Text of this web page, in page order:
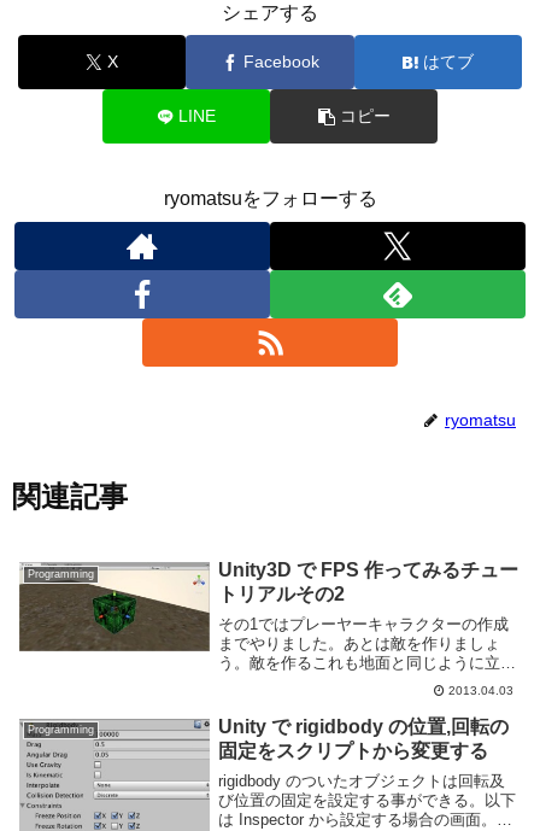
シェアする
X Facebook はてブ
LINE コピー
ryomatsuをフォローする
ryomatsu
関連記事
Programming
Unity3D で FPS 作ってみるチュー
トリアルその2
その1ではプレーヤーキャラクターの作成
までやりました。あとは敵を作りましょ
う。敵を作るこれも地面と同じように立方
体とマテリアルの設定で適当に作ります。
はい、クリーパーさんですね。今回はとり
あえず作るだけなので爆発はしないです。
見た目を作った...
2013.04.03
Programming
Unity で rigidbody の位置,回転の
固定をスクリプトから変更する
rigidbody のついたオブジェクトは回転及
び位置の固定を設定する事ができる。以下
は Inspector から設定する場合の画面。計